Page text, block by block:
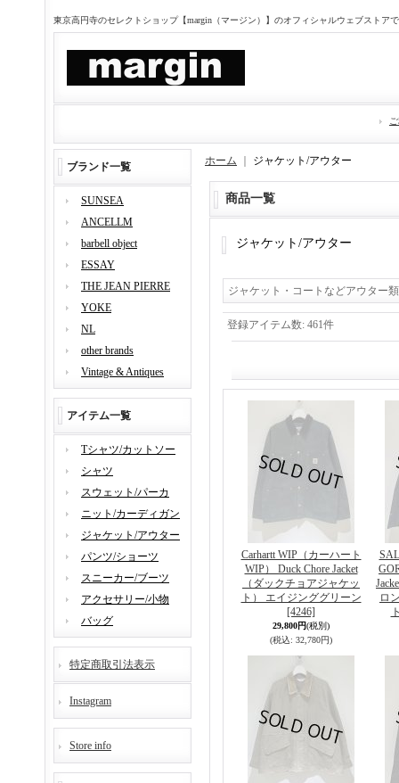
東京高円寺のセレクトショップ【margin（マージン）】のオフィシャルウェブストア
ブランド一覧
SUNSEA
ANCELLM
barbell object
ESSAY
THE JEAN PIERRE
YOKE
NL
other brands
Vintage & Antiques
アイテム一覧
Tシャツ/カットソー
シャツ
スウェット/パーカ
ニット/カーディガン
ジャケット/アウター
パンツ/ショーツ
スニーカー/ブーツ
アクセサリー/小物
バッグ
特定商取引法表示
Instagram
Store info
ホーム ジャケット/アウター
商品一覧
ジャケット/アウター
ジャケット・コートなどアウター
登録アイテム数: 461件
Carhartt WIP（カーハート
WIP） Duck Chore Jacket
（ダックチョアジャケッ
ト） エイジンググリーン
[4246]
29,800円(税別)
(税込: 32,780円)
ロ